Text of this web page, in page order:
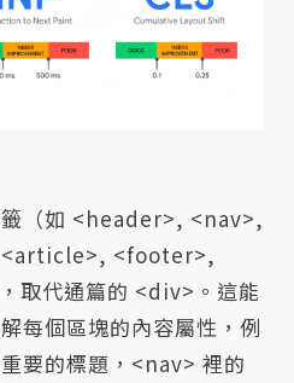
（如 <header>, <nav>,
<footer>,
取代通篇的 <div>。這能
每個區塊的內容屬性，例
要的標題，<nav> 裡的